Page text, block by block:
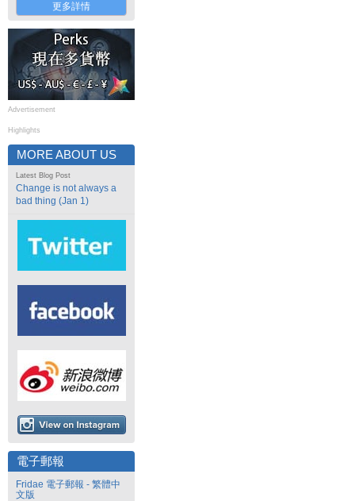
更多詳情
Advertisement
Highlights
MORE ABOUT US
Latest Blog Post
Change is not always a
bad thing (Jan 1)
電子郵報
Fridae 電子郵報 - 繁體中
文版